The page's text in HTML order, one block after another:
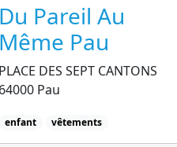
Du Pareil Au
Même Pau
PLACE DES SEPT CANTONS
64000 Pau
enfant vêtements